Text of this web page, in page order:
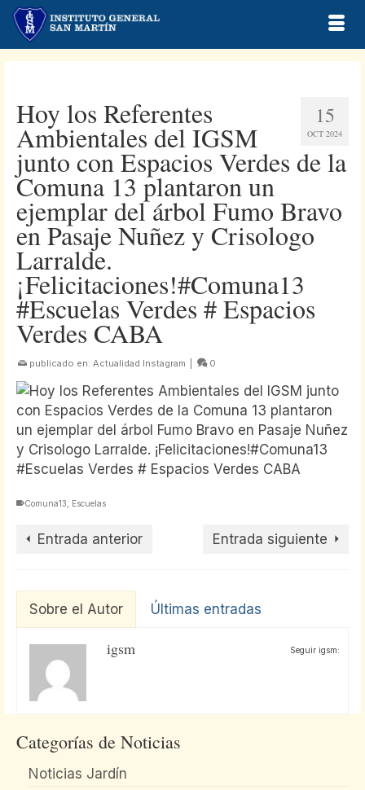
15
OCT 2024
Hoy los Referentes
Ambientales del IGSM
junto con Espacios Verdes de la
Comuna 13 plantaron un
ejemplar del árbol Fumo Bravo
en Pasaje Nuñez y Crisologo
Larralde.
¡Felicitaciones!#Comuna13
#Escuelas Verdes # Espacios
Verdes CABA
publicado en: Actualidad Instagram 0
Comuna13 Escuelas
Entrada anterior Entrada siguiente
Sobre el Autor Últimas entradas
Seguir igsm:
igsm
Categorías de Noticias
Noticias Jardín